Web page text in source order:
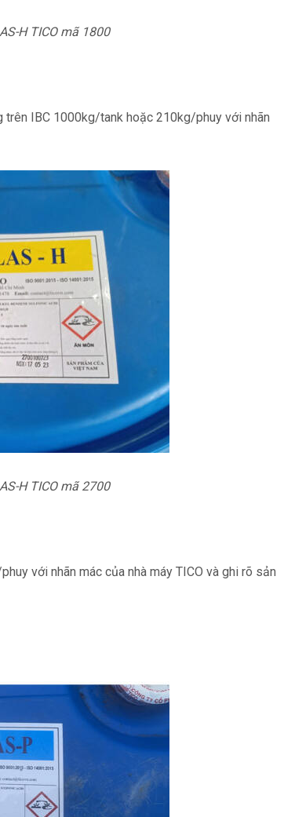
H TICO mã 1800
IBC 1000kg/tank hoặc 210kg/phuy với nhãn
H TICO mã 2700
với nhãn mác của nhà máy TICO và ghi rõ sản